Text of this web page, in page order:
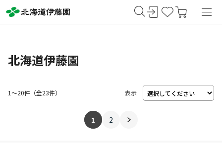
北海道伊藤園
表示
1～20件 （ 23件）
1 2